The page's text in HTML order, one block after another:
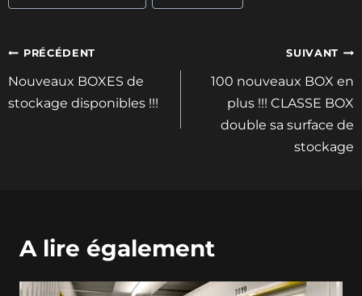
Navigation
de
l’article
PRÉCÉDENT
Nouveaux BOXES de
stockage disponibles !!!
SUIVANT
100 nouveaux BOX en
plus !!! CLASSE BOX
double sa surface de
stockage
A lire également